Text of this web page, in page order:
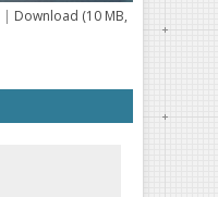
| Download (10 MB,